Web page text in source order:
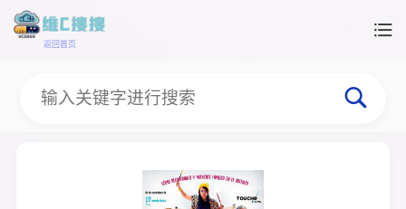
返回首页